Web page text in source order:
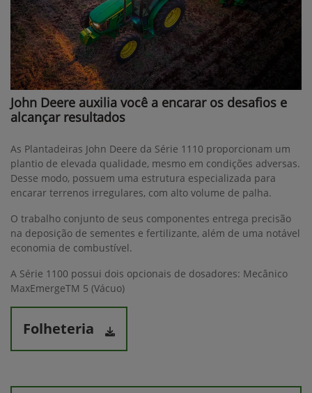
John Deere auxilia você a encarar os desafios e
alcançar resultados
As Plantadeiras John Deere da Série 1110 proporcionam um
plantio de elevada qualidade, mesmo em condições adversas.
Desse modo, possuem uma estrutura especializada para
encarar terrenos irregulares, com alto volume de palha.
O trabalho conjunto de seus componentes entrega precisão
na deposição de sementes e fertilizante, além de uma notável
economia de combustível.
A Série 1100 possui dois opcionais de dosadores: Mecânico
MaxEmergeTM 5 (Vácuo)
Folheteria